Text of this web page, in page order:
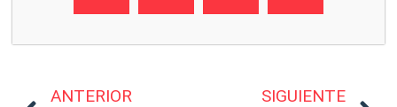
ANTERIOR
SIGUIENTE